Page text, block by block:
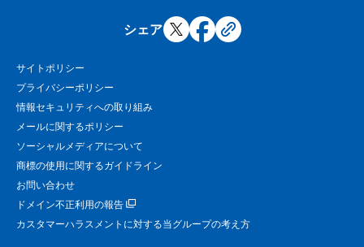
シェア
サイトポリシー
プライバシーポリシー
情報セキュリティへの取り組み
メールに関するポリシー
ソーシャルメディアについて
商標の使用に関するガイドライン
お問い合わせ
ドメイン不正利用の報告
カスタマーハラスメントに対する当グループの考え方